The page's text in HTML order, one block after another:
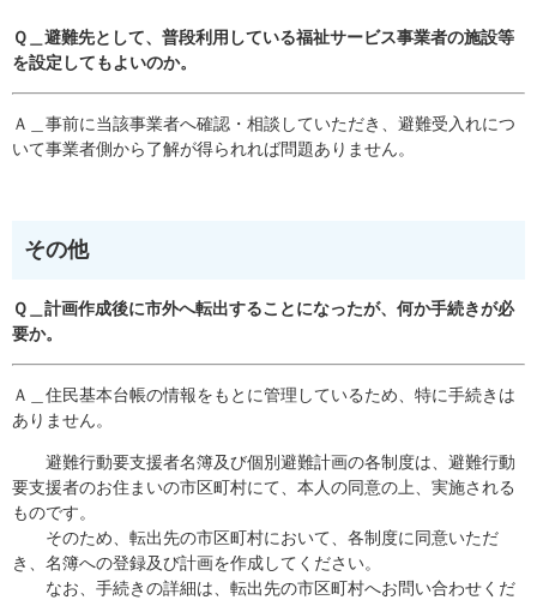
Ｑ＿避難先として、普段利用している福祉サービス事業者の施設等
を設定してもよいのか。
Ａ＿事前に当該事業者へ確認・相談していただき、避難受入れにつ
いて事業者側から了解が得られれば問題ありません。
その他
Ｑ＿計画作成後に市外へ転出することになったが、何か手続きが必
要か。
​Ａ＿住民基本台帳の情報をもとに管理しているため、特に手続きは
ありません。
避難行動要支援者名簿及び個別避難計画の各制度は、避難行動
要支援者のお住まいの市区町村にて、本人の同意の上、実施される
ものです。
そのため、転出先の市区町村において、各制度に同意いただ
き、名簿への登録及び計画を作成してください。
なお、手続きの詳細は、転出先の市区町村へお問い合わせくだ